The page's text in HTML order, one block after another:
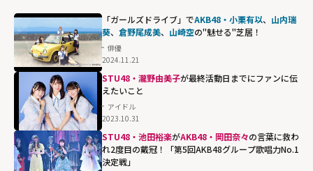
「ガールズドライブ」でAKB48・小栗有以、 山内瑞
葵、 倉野尾成美、 山崎空の"魅せる"芝居！
俳優
2024.11.21
STU48・瀧野由美子が最終活動日までにファンに伝
えたいこと
アイドル
2023.10.31
STU48・池田裕楽がAKB48・岡田奈々の言葉に救わ
れ2度目の戴冠！「第5回AKB48グループ歌唱力No.1
決定戦」